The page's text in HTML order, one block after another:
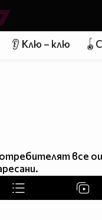
👂 Клю – клю
все